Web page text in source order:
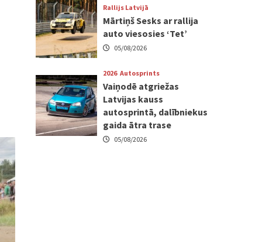
Rallijs Latvijā
Mārtiņš Sesks ar rallija
auto viesosies ‘Tet’
05/08/2026
2026 Autosprints
Vaiņodē atgriežas
Latvijas kauss
autosprintā, dalībniekus
gaida ātra trase
05/08/2026